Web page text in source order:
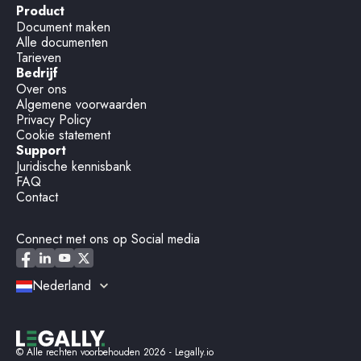
© Alle rechten voorbehouden 2026 - Legally.io
Product
Document maken
Alle documenten
Tarieven
Bedrijf
Over ons
Algemene voorwaarden
Privacy Policy
Cookie statement
Support
Juridische kennisbank
FAQ
Contact
Connect met ons op Social media
Nederland